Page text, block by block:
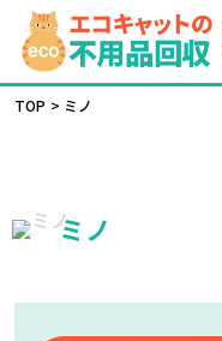
TOP ミノ
ミノ